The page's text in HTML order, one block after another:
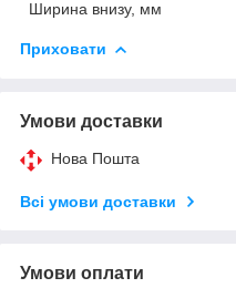
Ширина внизу, мм
Приховати
Умови доставки
Нова Пошта
Всі умови доставки
Умови оплати